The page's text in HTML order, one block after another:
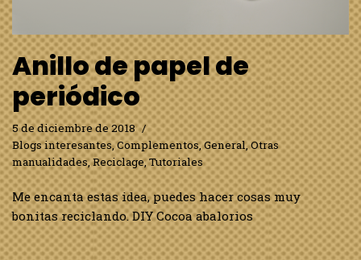
Anillo de papel de
periódico
5 de diciembre de 2018
Blogs interesantes,Complementos,General,Otras
manualidades,Reciclage,Tutoriales
Me encanta estas idea, puedes hacer cosas muy
bonitas reciclando. DIY Cocoa abalorios